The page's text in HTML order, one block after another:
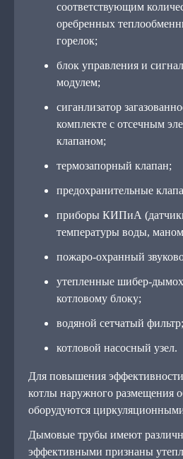
соответствующим
оребренных
горелок;
блок управления и
модулем;
сиганлизатор
комплекте с отсечным
клапаном;
термозапорный клапан;
предохранительные
приборы КИПиА
температуры воды,
пожаро-охранный
утепленные шибер-
котловому блоку;
водяной сетчатый фильтр;
котловой насосный узел.
Для повышения
котлы наружного размещения
оборудуются
Дымовые трубы имеют
эффективными признаны